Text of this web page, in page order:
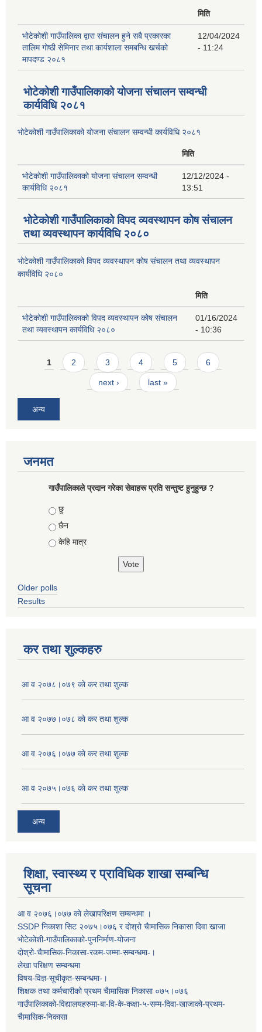
मिति
भोटेकोशी गाउँपालिका द्वारा संचालन हुने सबै प्रकारका
तालिम गोष्ठी सेमिनार तथा कार्यशाला समबन्धि खर्चको
मापदण्ड २०८१
12/04/2024
- 11:24
भोटेकोशी गाउँपालिकाको योजना संचालन सम्वन्धी
कार्यविधि २०८१
भोटेकोशी गाउँपालिकाको योजना संचालन सम्वन्धी कार्यविधि २०८१
मिति
भोटेकोशी गाउँपालिकाको योजना संचालन सम्वन्धी
कार्यविधि २०८१
12/12/2024 -
13:51
भोटेकोशी गाउँपालिकाको विपद व्यवस्थापन कोष संचालन
तथा व्यवस्थापन कार्यविधि २०८०
भोटेकोशी गाउँपालिकाको विपद व्यवस्थापन कोष संचालन तथा व्यवस्थापन
कार्यविधि २०८०
मिति
भोटेकोशी गाउँपालिकाको विपद व्यवस्थापन कोष संचालन
तथा व्यवस्थापन कार्यविधि २०८०
01/16/2024
- 10:36
Pages
1 2 3 4 5 6
next › last »
अन्य
जनमत
गाउँपालिकाले प्रदान गरेका सेवाहरू प्रति सन्तुष्ट हुनुहुन्छ ?
Choices
छु
छैन
केहि मात्र
Older polls
Results
कर तथा शुल्कहरु
आ व २०७८।०७९ काे कर तथा शुल्क
आ व २०७७।०७८ काे कर तथा शुल्क
आ व २०७६।०७७ काे कर तथा शुल्क
आ व २०७५।०७६ काे कर तथा शुल्क
अन्य
शिक्षा, स्वास्थ्य र प्राविधिक शाखा सम्बन्धि
सूचना
आ व २०७६।०७७ काे लेखापरिक्षण सम्बन्धमा ।
SSDP निकाशा सिट २०७५।०७६ र दोश्रो चैामासिक निकासा दिवा खाजा
भोटेकोशी-गाउँपालिकाको-पुननिर्माण-योजना
दोश्रो-चैामासिक-निकासा-रकम-जम्मा-सम्बन्धमा-।
लेखा परिक्षण सम्बन्धमा
विषय-विज्ञ-सूचीकृत-सम्बन्धमा-।
शिक्षक तथा कर्मचारीको प्रथम च‌ैामासिक निकासा ०७५।०७६
गाउँपालिकाको-विद्यालयहरुमा-बा-वि-के-कक्षा-५-सम्म-दिवा-खाजाको-प्रथम-
चैामासिक-निकासा